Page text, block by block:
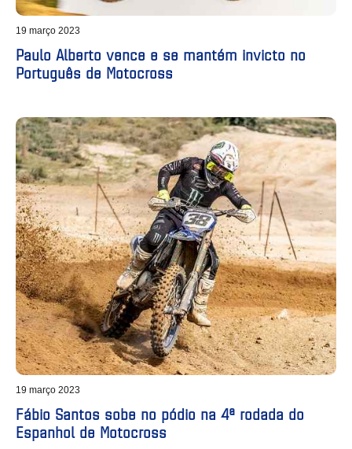
19 março 2023
Paulo Alberto vence e se mantém invicto no
Português de Motocross
19 março 2023
Fábio Santos sobe no pódio na 4ª rodada do
Espanhol de Motocross